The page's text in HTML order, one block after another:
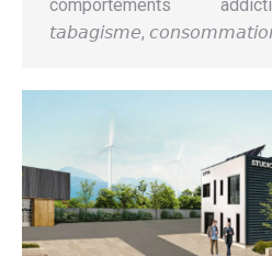
comportements
𝘵𝘢𝘣𝘢𝘨𝘪𝘴𝘮𝘦,